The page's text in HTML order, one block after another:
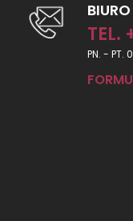
TEL.
PN. - PT.